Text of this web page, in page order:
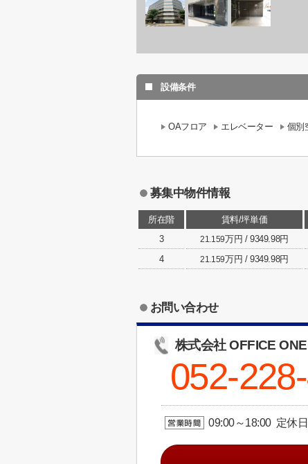
設備条件
OAフロア エレベーター 個別
募集中物件情報
所在階 賃料/坪単価
3
21.159万円 / 9349.98円
4
21.159万円 / 9349.98円
お問い合わせ
株式会社 OFFICE ONE
052-
09:00～18:00 定休